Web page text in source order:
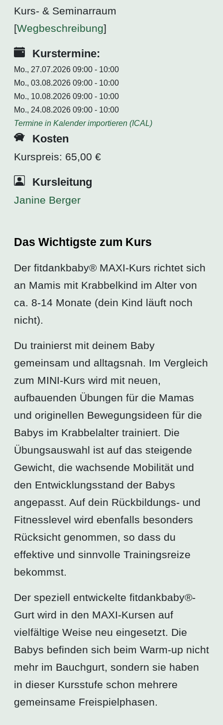
Kurs- & Seminarraum
[Wegbeschreibung]
Kurstermine:
Mo., 27.07.2026 09:00 - 10:00
Mo., 03.08.2026 09:00 - 10:00
Mo., 10.08.2026 09:00 - 10:00
Mo., 24.08.2026 09:00 - 10:00
Termine in Kalender importieren (ICAL)
Kosten
Kurspreis: 65,00 €
Kursleitung
Janine Berger
Das Wichtigste zum Kurs
Der fitdankbaby® MAXI-Kurs richtet sich
an Mamis mit Krabbelkind im Alter von
ca. 8-14 Monate (dein Kind läuft noch
nicht).
Du trainierst mit deinem Baby
gemeinsam und alltagsnah. Im Vergleich
zum MINI-Kurs wird mit neuen,
aufbauenden Übungen für die Mamas
und originellen Bewegungsideen für die
Babys im Krabbelalter trainiert. Die
Übungsauswahl ist auf das steigende
Gewicht, die wachsende Mobilität und
den Entwicklungsstand der Babys
angepasst. Auf dein Rückbildungs- und
Fitnesslevel wird ebenfalls besonders
Rücksicht genommen, so dass du
effektive und sinnvolle Trainingsreize
bekommst.
Der speziell entwickelte fitdankbaby®-
Gurt wird in den MAXI-Kursen auf
vielfältige Weise neu eingesetzt. Die
Babys befinden sich beim Warm-up nicht
mehr im Bauchgurt, sondern sie haben
in dieser Kursstufe schon mehrere
gemeinsame Freispielphasen.